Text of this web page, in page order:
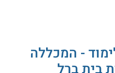
טקסט באנגלית מתאימה
לתרגום של בית ברל.
- המכללה